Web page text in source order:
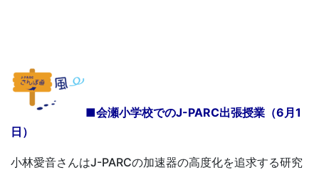
■会瀬小学校でのJ-PARC出張授業（6月1
日）
小林愛音さんはJ-PARCの加速器の高度化を追求する研究